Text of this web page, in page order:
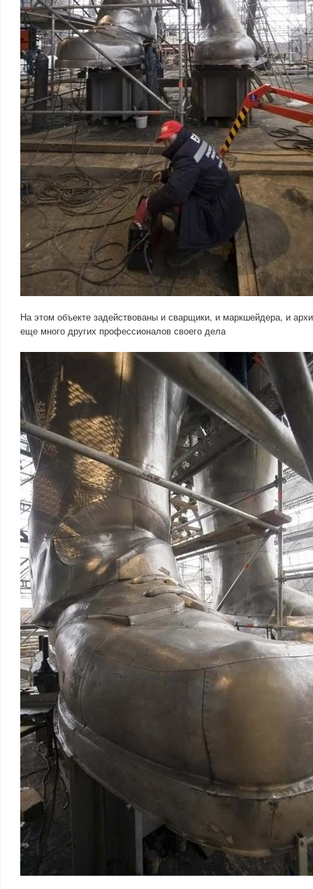
На этом объекте задействованы и сварщики, и маркшейдера, и
еще много других профессионалов своего дела